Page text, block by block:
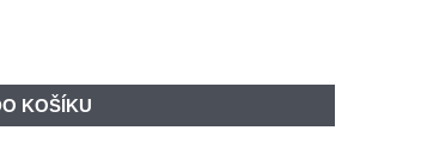
KOŠÍKU